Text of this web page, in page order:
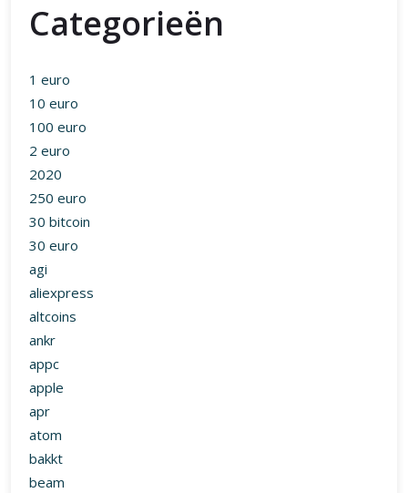
Categorieën
1 euro
10 euro
100 euro
2 euro
2020
250 euro
30 bitcoin
30 euro
agi
aliexpress
altcoins
ankr
appc
apple
apr
atom
bakkt
beam